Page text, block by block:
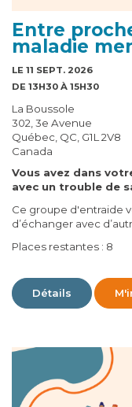
Entre
maladie
LE 11 SEPT. 2026
DE 13H30 À 15H30
La Boussole
302, 3e Avenue
Québec, QC, G1L 2V8
Canada
Vous avez dans
avec un trouble de
Ce groupe d'entraide
d’échanger avec
Places restantes : 8
Détails